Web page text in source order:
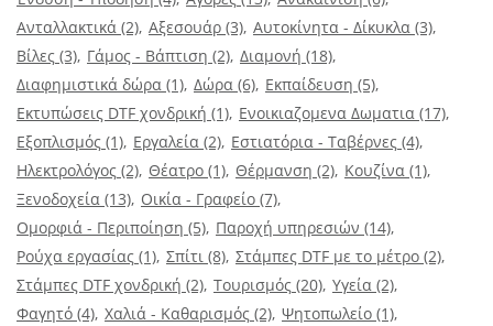
Ανταλλακτικά (2) Αξεσουάρ (3) Αυτοκίνητα - Δίκυκλα (3)
Βίλες (3) Γάμος - Βάπτιση (2) Διαμονή (18)
Διαφημιστικά δώρα (1) Δώρα (6) Εκπαίδευση (5)
Εκτυπώσεις DTF χονδρική (1) Ενοικιαζομενα Δωματια (17)
Εξοπλισμός (1) Εργαλεία (2) Εστιατόρια - Ταβέρνες (4)
Ηλεκτρολόγος (2) Θέατρο (1) Θέρμανση (2) Κουζίνα (1)
Ξενοδοχεία (13) Οικία - Γραφείο (7)
Ομορφιά - Περιποίηση (5) Παροχή υπηρεσιών (14)
Ρούχα εργασίας (1) Σπίτι (8) Στάμπες DTF με το μέτρο (2)
Στάμπες DTF χονδρική (2) Τουρισμός (20) Υγεία (2)
Φαγητό (4) Χαλιά - Καθαρισμός (2) Ψητοπωλείο (1)